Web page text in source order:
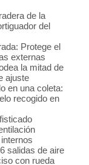
de la
del
Protege el
externas
la mitad de
ajuste
en una coleta:
recogido en
salidas de aire
con rueda